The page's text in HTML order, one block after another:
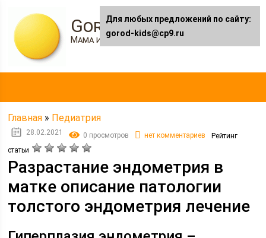
Gorod-kids.ru
Мама и я
Главная » Педиатрия
28.02.2021 0 просмотров нет комментариев
Рейтинг
статьи
Разрастание эндометрия в
матке описание патологии
толстого эндометрия лечение
Для любых предложений по сайту:
gorod-kids@cp9.ru